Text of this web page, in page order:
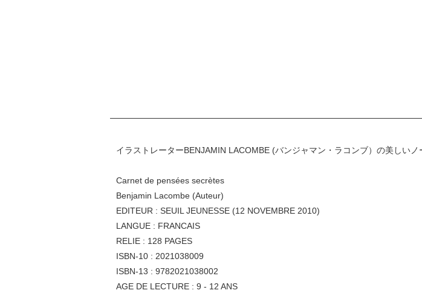
イラストレーターBENJAMIN LACOMBE (バンジャマン・ラコンブ）の美しいノ
Carnet de pensées secrètes
Benjamin Lacombe (Auteur)
EDITEUR : SEUIL JEUNESSE (12 NOVEMBRE 2010)
LANGUE : FRANCAIS
RELIE : 128 PAGES
ISBN-10 : 2021038009
ISBN-13 : 9782021038002
AGE DE LECTURE : 9 - 12 ANS